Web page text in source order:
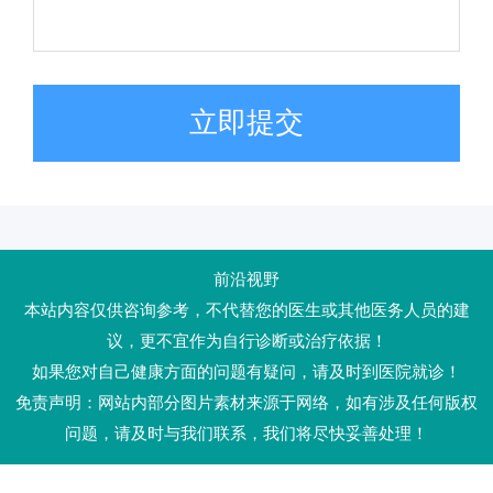
立即提交
前沿视野
本站内容仅供咨询参考，不代替您的医生或其他医务人员的建
议，更不宜作为自行诊断或治疗依据！
如果您对自己健康方面的问题有疑问，请及时到医院就诊！
免责声明：网站内部分图片素材来源于网络，如有涉及任何版权
问题，请及时与我们联系，我们将尽快妥善处理！